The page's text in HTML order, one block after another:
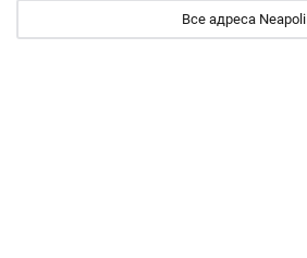
Все адреса Neapoli